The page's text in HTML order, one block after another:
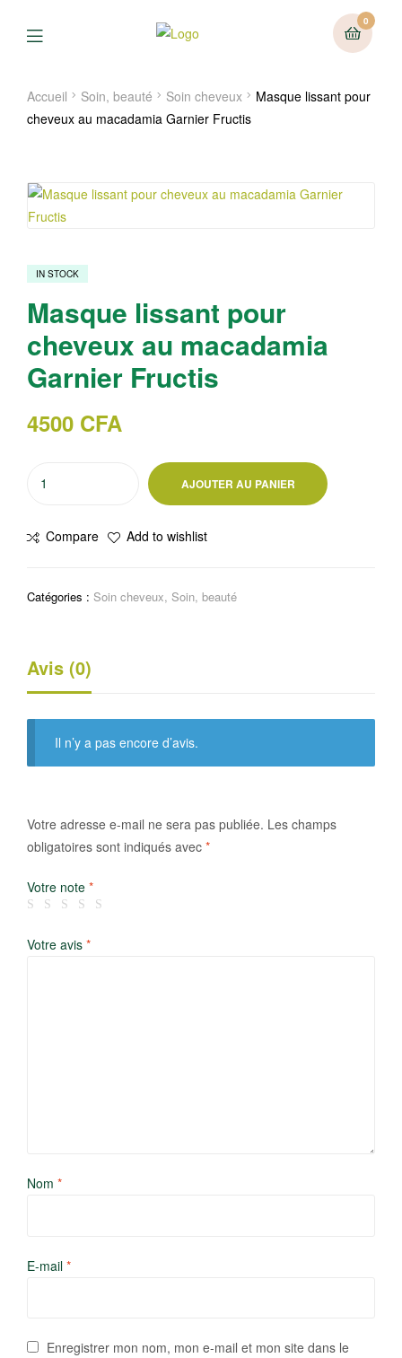
0
Menu
Accueil Soin, beauté Soin cheveux
Masque lissant pour
cheveux au macadamia Garnier Fructis
IN STOCK
Masque lissant pour
cheveux au macadamia
Garnier Fructis
4500 CFA
lissant
au
Fructis
AJOUTER AU PANIER
Compare Add to wishlist
Catégories : Soin cheveux, Soin, beauté
Avis (0)
Il n’y a pas encore d’avis.
Votre adresse e-mail ne sera pas publiée. Les champs
obligatoires sont indiqués avec *
Votre note *
Votre avis *
Nom *
E-mail *
Enregistrer mon nom, mon e-mail et mon site dans le